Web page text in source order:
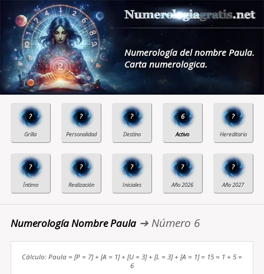
Numerología del nombre Paula.
Carta numerologica.
? ? ? 6 ?
? ? ? ? ?
Numerología Nombre Paula➔ Número 6
Cálculo: Paula = [P = 7] + [A = 1] + [U = 3] + [L = 3] + [A = 1] = 15 = 1 + 5 =
6